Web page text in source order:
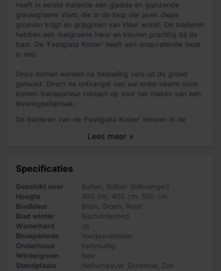
heeft in eerste instantie een gladde en glanzende
grauwgroene stam, die in de loop der jaren diepe
groeven krijgt en grijsgroen van kleur wordt. De bladeren
hebben een matgroene kleur en kleuren prachtig bij de
bast. De 'Fastigiata Koster' heeft een onopvallende bloei
in mei.
Onze bomen worden na bestelling vers uit de grond
gehaald. Direct na ontvangst van uw order neemt onze
bomen transporteur contact op voor het maken van een
leveringsafspraak.
Lees meer »
De bladeren van de 'Fastigiata Koster' kleuren in de
hangen. Dit zorgt voor een sprookjesachtig
wel enkele jaren duren. De boom is goed winterhard en
Het verschil met de 'Fastigiata' is dat de 'Fastigiata
Koster' niet inzakt op een latere leeftijd en zijn zuilvorm
altijd behoudt. De boom krijgt een maximale hoogte van
ongeveer 15 meter. De 'Fastigiata Koster' verdraagt
verharding en verdichting goed en is bovendien
windbestendig.
Zo verzorg je de 'Fastigiata Koster'
Specificaties
Geschikt voor Buiten
Solitair (blikvanger)
Hoogte
300 cm 400 cm
500 cm
Bladkleur
Bruin Groen
Rood
Blad winter
Bladverliezend
Winterhard
Ja
Bloeiperiode
Voorjaarsbloeier
Onderhoud
Eenvoudig
Wintergroen
Nee
Standplaats
Halfschaduw Schaduw Zon